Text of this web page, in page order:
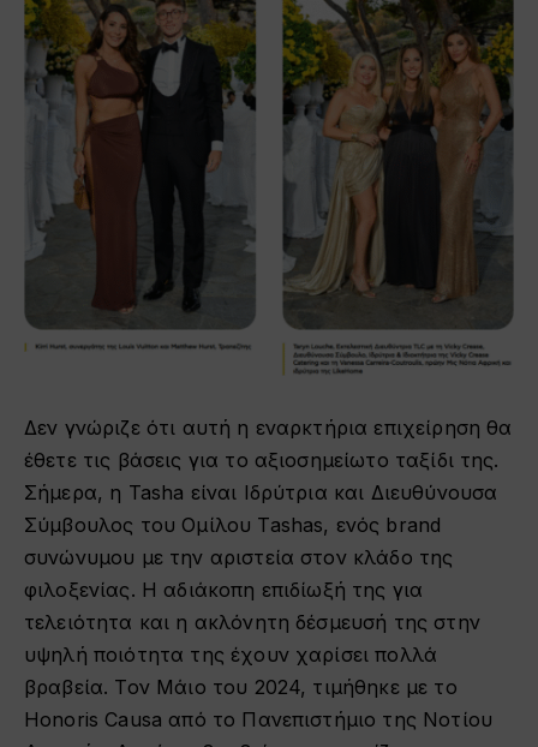
Δεν γνώριζε ότι αυτή η εναρκτήρια επιχείρηση θα
έθετε τις βάσεις για το αξιοσημείωτο ταξίδι της.
Σήμερα, η Tasha είναι Ιδρύτρια και Διευθύνουσα
Σύμβουλος του Ομίλου Tashas, ενός brand
συνώνυμου με την αριστεία στον κλάδο της
φιλοξενίας. Η αδιάκοπη επιδίωξή της για
τελειότητα και η ακλόνητη δέσμευσή της στην
υψηλή ποιότητα της έχουν χαρίσει πολλά
βραβεία. Τον Μάιο του 2024, τιμήθηκε με το
Honoris Causa από το Πανεπιστήμιο της Νοτίου